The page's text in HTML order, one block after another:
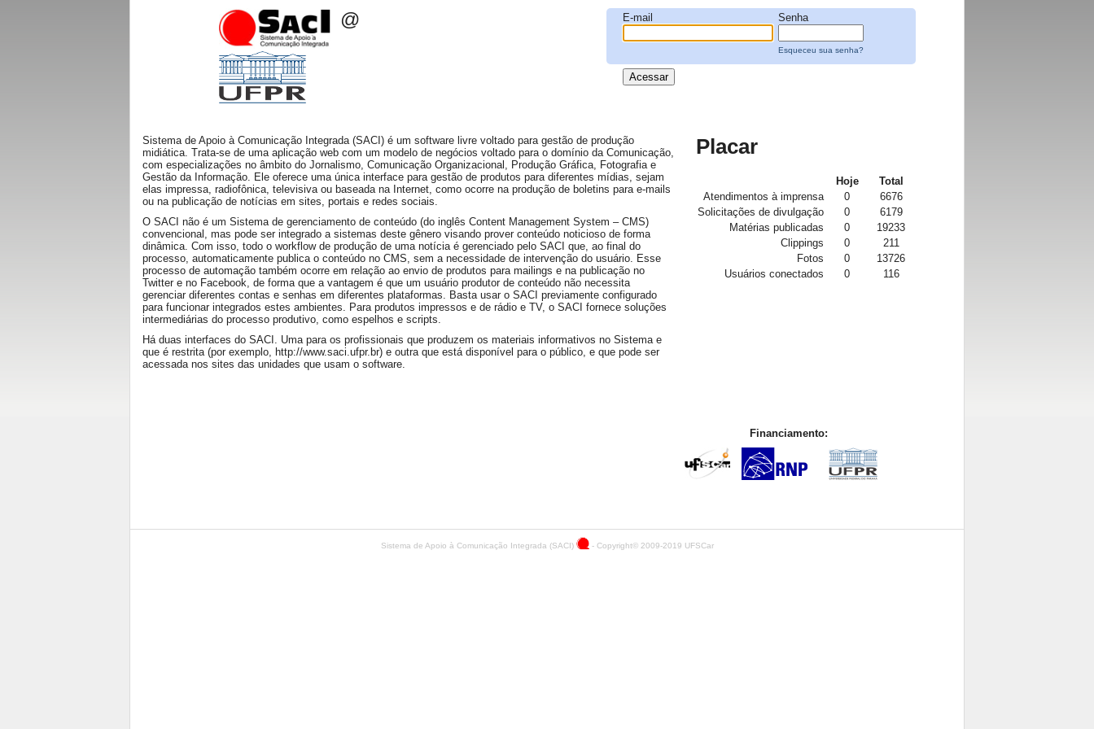
@ E-mail Senha
Esqueceu sua senha?
Sistema de Apoio à Comunicação Integrada (SACI) é um software livre voltado para gestão de produção
midiática. Trata-se de uma aplicação web com um modelo de negócios voltado para o domínio da Comunicação,
com especializações no âmbito do Jornalismo, Comunicação Organizacional, Produção Gráfica, Fotografia e
Gestão da Informação. Ele oferece uma única interface para gestão de produtos para diferentes mídias, sejam
elas impressa, radiofônica, televisiva ou baseada na Internet, como ocorre na produção de boletins para e-mails
ou na publicação de notícias em sites, portais e redes sociais.
O SACI não é um Sistema de gerenciamento de conteúdo (do inglês Content Management System – CMS)
convencional, mas pode ser integrado a sistemas deste gênero visando prover conteúdo noticioso de forma
dinâmica. Com isso, todo o workflow de produção de uma notícia é gerenciado pelo SACI que, ao final do
processo, automaticamente publica o conteúdo no CMS, sem a necessidade de intervenção do usuário. Esse
processo de automação também ocorre em relação ao envio de produtos para mailings e na publicação no
Twitter e no Facebook, de forma que a vantagem é que um usuário produtor de conteúdo não necessita
gerenciar diferentes contas e senhas em diferentes plataformas. Basta usar o SACI previamente configurado
para funcionar integrados estes ambientes. Para produtos impressos e de rádio e TV, o SACI fornece soluções
intermediárias do processo produtivo, como espelhos e scripts.
Há duas interfaces do SACI. Uma para os profissionais que produzem os materiais informativos no Sistema e
que é restrita (por exemplo, http://www.saci.ufpr.br) e outra que está disponível para o público, e que pode ser
acessada nos sites das unidades que usam o software.
Placar
Hoje
Total
Atendimentos à imprensa
0
6676
Solicitações de divulgação
0
6179
Matérias publicadas
0
19233
Clippings
0
211
Fotos
0
13726
Usuários conectados
0 116
Financiamento:
Sistema de Apoio à Comunicação Integrada (SACI) - Copyright© 2009-2019 UFSCar